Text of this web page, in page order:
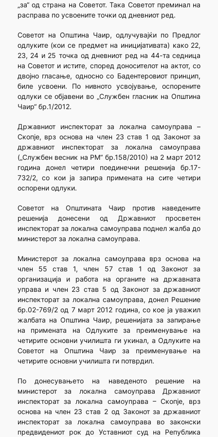
„за“ од страна на Советот. Така Советот преминал на
расправа по усвоените точки од дневниот ред.
Советот на Општина Чаир, одлучувајќи по Предлог
одлуките (кои се предмет на иницијативата) како 22,
23, 24 и 25 точка од дневниот ред на 44-та седница
на Советот и истите, според доносителот на актот, со
двојно гласање, односно со Бадентеровиот принцип,
биле усвоени. По нивното усвојување, оспорените
одлуки се објавени во „Службен гласник на Општина
Чаир“ бр.1/2012.
Државниот инспекторат за локална самоуправа –
Скопје, врз основа на член 23 став 1 од Законот за
државниот инспекторат за локална самоуправа
(„Службен весник на РМ“ бр.158/2010) на 2 март 2012
година донел четири поединечни решенија бр.17-
732/2, со кои ја запира примената на сите четири
оспорени одлуки.
Советот на Општината Чаир против наведените
решенија донесени од Државниот просветен
инспекторат за локална самоуправа поднел жалба до
министерот за локална самоуправа.
Министерот за локална самоуправа врз основа на
член 55 став 1, член 57 став 1 од Законот за
организација и работа на органите на државната
управа и член 23 став 5 од Законот за државниот
инспекторат за локална самоуправа, донел Решение
бр.02-769/2 од 7 март 2012 година, со кое ја уважил
жалбата на Општина Чаир, решенијата за запирање
на примената на Одлуките за преименување на
четирите основни училишта ги укинал, а Одлуките на
Советот на Општина Чаир за преименување на
четирите основни училишта ги потврдил.
По донесувањето на наведеното решение на
министерот за локална самоуправа Државниот
инспекторат за локална самоуправа – Скопје, врз
основа на член 23 став 2 од Законот за државниот
инспекторат за локална самоуправа во законски
предвидениот рок до Уставниот суд на Република